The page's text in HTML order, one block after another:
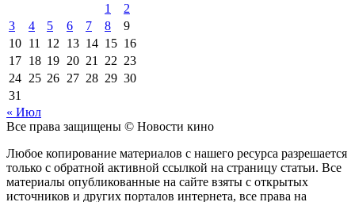
1
2
3
4 5 6 7 8
9
10 11 12 13 14 15 16
17 18 19 20 21 22 23
24 25 26 27 28 29 30
31
« Июл
Все права защищены © Новости кино
Любое копирование материалов с нашего ресурса разрешается
только с обратной активной ссылкой на страницу статьи. Все
материалы опубликованные на сайте взяты с открытых
источников и других порталов интернета, все права на